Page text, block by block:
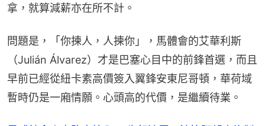
拿，就算減薪亦在所不計。
問題是，「你揀人，人揀你」，馬體會的艾華利斯
（Julián Álvarez）才是巴塞心目中的前鋒首選，而且
早前已經從紐卡素高價簽入翼鋒安東尼哥頓，華荷域
暫時仍是一廂情願。心頭高的代價，是繼續待業。